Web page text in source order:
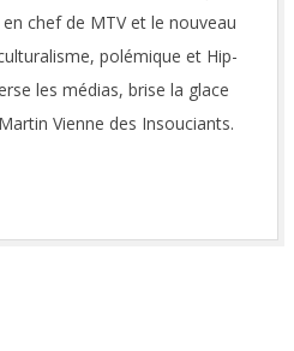
chef de MTV et le nouveau
polémique et Hip-
les médias, brise la glace
Vienne des Insouciants.